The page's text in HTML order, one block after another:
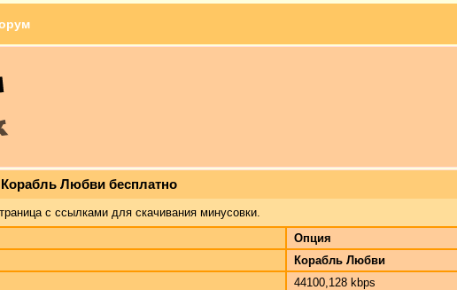
Любви бесплатно
с ссылками для скачивания минусовки.
Опция
Корабль Любви
44100,128 kbps